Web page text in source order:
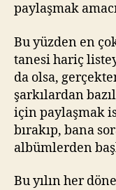
paylaşmak
Bu yüzden en
tanesi hariç
da olsa,
şarkılardan
için paylaşmak
bırakıp, bana
albümlerden
Bu yılın her